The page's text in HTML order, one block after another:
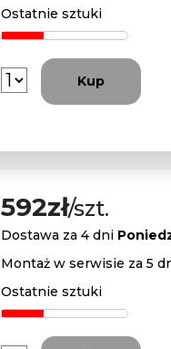
Ostatnie sztuki
Kup
592zł/szt.
Dostawa za 4 dni
Montaż w serwisie za 5
Ostatnie sztuki